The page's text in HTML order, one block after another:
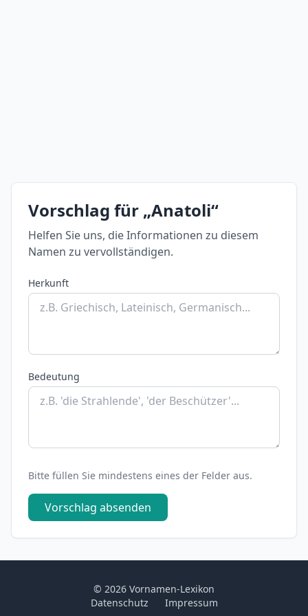
Vorschlag für „Anatoli“
Helfen Sie uns, die Informationen zu diesem
Namen zu vervollständigen.
Herkunft
Bedeutung
Bitte füllen Sie mindestens eines der Felder aus.
Vorschlag absenden
© 2026 Vornamen-Lexikon
Datenschutz
Impressum